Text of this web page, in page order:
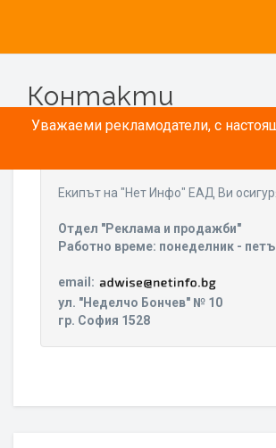
Уважаеми рекламодатели, с
Контакти
Eкипът на "Нет Инфо" ЕАД Ви
Отдел "Реклама и продажби"
Работно време: понеделник -
email:
ул. "Неделчо Бончев" № 10
гр. София 1528